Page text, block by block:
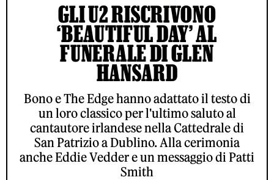
GLI U2 RISCRIVONO
‘BEAUTIFUL DAY’ AL
FUNERALE DI GLEN
HANSARD
Bono e The Edge hanno adattato il testo di
un loro classico per l'ultimo saluto al
cantautore irlandese nella Cattedrale di
San Patrizio a Dublino. Alla cerimonia
anche Eddie Vedder e un messaggio di Patti
Smith